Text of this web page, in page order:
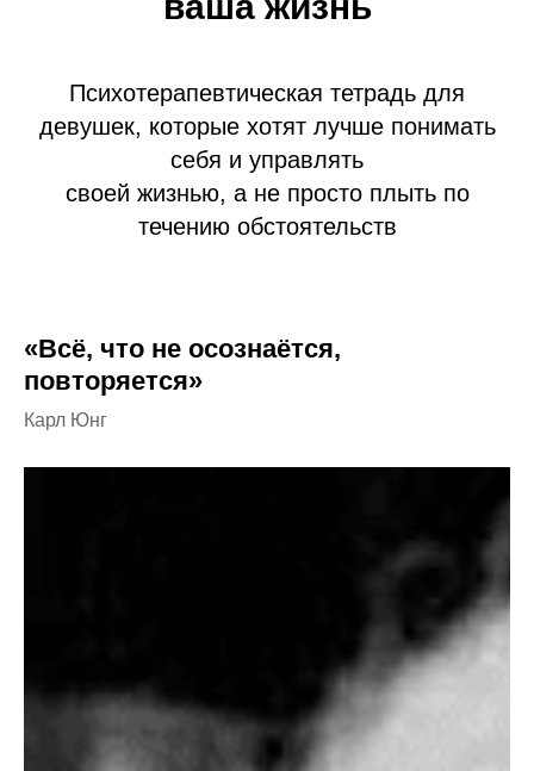
Психотерапевтическая тетрадь для
девушек, которые хотят лучше понимать
себя и управлять
своей жизнью, а не просто плыть по
течению обстоятельств
«Всё, что не осознаётся,
повторяется»
Карл Юнг